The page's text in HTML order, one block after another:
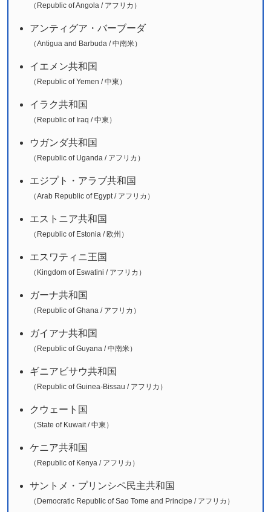
（Republic of Angola / アフリカ）
アンティグア・バーブーダ
（Antigua and Barbuda / 中南米）
イエメン共和国
（Republic of Yemen / 中東）
イラク共和国
（Republic of Iraq / 中東）
ウガンダ共和国
（Republic of Uganda / アフリカ）
エジプト・アラブ共和国
（Arab Republic of Egypt / アフリカ）
エストニア共和国
（Republic of Estonia / 欧州）
エスワティニ王国
（Kingdom of Eswatini / アフリカ）
ガーナ共和国
（Republic of Ghana / アフリカ）
ガイアナ共和国
（Republic of Guyana / 中南米）
ギニアビサウ共和国
（Republic of Guinea-Bissau / アフリカ）
クウェート国
（State of Kuwait / 中東）
ケニア共和国
（Republic of Kenya / アフリカ）
サントメ・プリンシペ民主共和国
（Democratic Republic of Sao Tome and Principe / アフリカ）